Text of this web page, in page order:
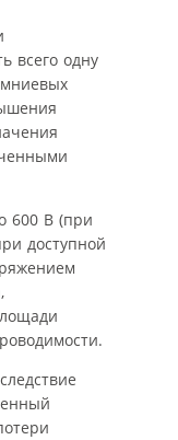
всего одну
600 В (при
доступной